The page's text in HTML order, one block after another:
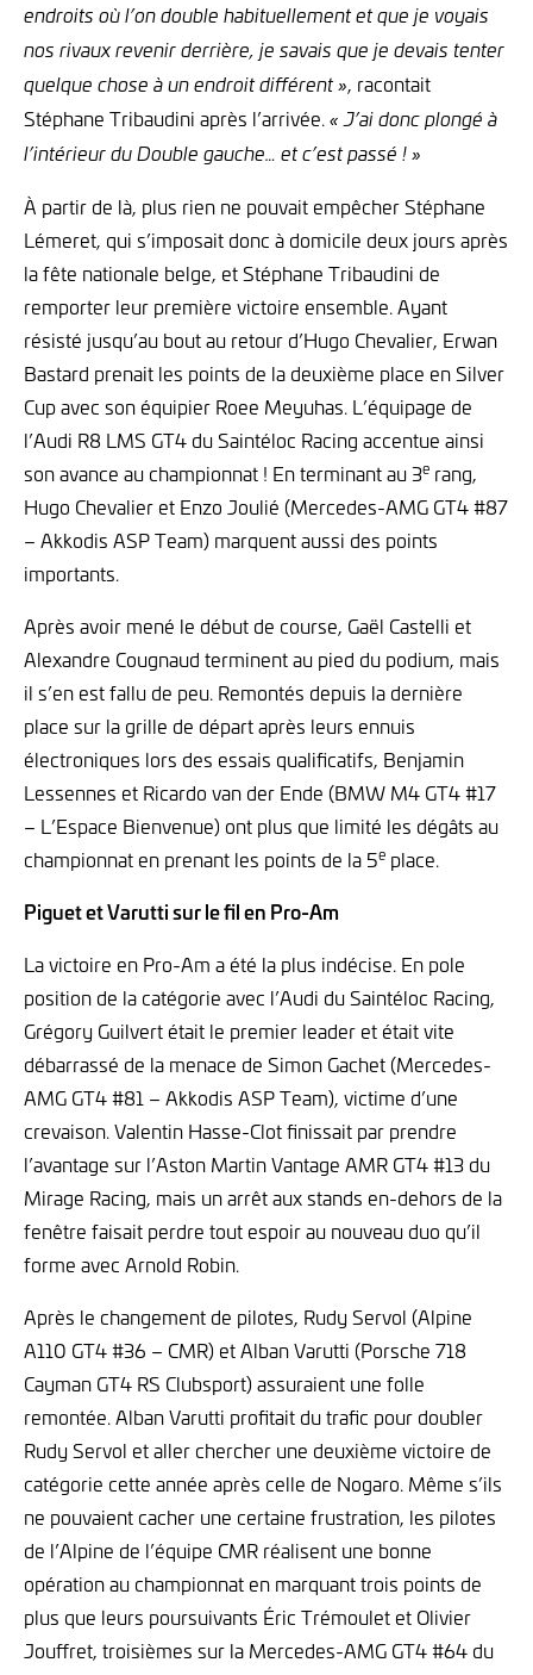
endroits où l’on double habituellement et que je voyais
nos rivaux revenir derrière, je savais que je devais tenter
quelque chose à un endroit différent », racontait
Stéphane Tribaudini après l’arrivée. « J’ai donc plongé à
l’intérieur du Double gauche… et c’est passé ! »
À partir de là, plus rien ne pouvait empêcher Stéphane
Lémeret, qui s’imposait donc à domicile deux jours après
la fête nationale belge, et Stéphane Tribaudini de
remporter leur première victoire ensemble. Ayant
résisté jusqu’au bout au retour d’Hugo Chevalier, Erwan
Bastard prenait les points de la deuxième place en Silver
Cup avec son équipier Roee Meyuhas. L’équipage de
l’Audi R8 LMS GT4 du Saintéloc Racing accentue ainsi
son avance au championnat ! En terminant au 3e rang,
Hugo Chevalier et Enzo Joulié (Mercedes-AMG GT4 #87
– Akkodis ASP Team) marquent aussi des points
importants.
Après avoir mené le début de course, Gaël Castelli et
Alexandre Cougnaud terminent au pied du podium, mais
il s’en est fallu de peu. Remontés depuis la dernière
place sur la grille de départ après leurs ennuis
électroniques lors des essais qualificatifs, Benjamin
Lessennes et Ricardo van der Ende (BMW M4 GT4 #17
– L’Espace Bienvenue) ont plus que limité les dégâts au
championnat en prenant les points de la 5e place.
Piguet et Varutti sur le fil en Pro-Am
La victoire en Pro-Am a été la plus indécise. En pole
position de la catégorie avec l’Audi du Saintéloc Racing,
Grégory Guilvert était le premier leader et était vite
débarrassé de la menace de Simon Gachet (Mercedes-
AMG GT4 #81 – Akkodis ASP Team), victime d’une
crevaison. Valentin Hasse-Clot finissait par prendre
l’avantage sur l’Aston Martin Vantage AMR GT4 #13 du
Mirage Racing, mais un arrêt aux stands en-dehors de la
fenêtre faisait perdre tout espoir au nouveau duo qu’il
forme avec Arnold Robin.
Après le changement de pilotes, Rudy Servol (Alpine
A110 GT4 #36 – CMR) et Alban Varutti (Porsche 718
Cayman GT4 RS Clubsport) assuraient une folle
remontée. Alban Varutti profitait du trafic pour doubler
Rudy Servol et aller chercher une deuxième victoire de
catégorie cette année après celle de Nogaro. Même s’ils
ne pouvaient cacher une certaine frustration, les pilotes
de l’Alpine de l’équipe CMR réalisent une bonne
opération au championnat en marquant trois points de
plus que leurs poursuivants Éric Trémoulet et Olivier
Jouffret, troisièmes sur la Mercedes-AMG GT4 #64 du